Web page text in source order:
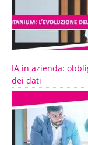
IA in azienda:
dei dati